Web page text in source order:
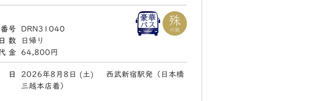
号
DRN31040
数
日帰り
金
64,800円
日
2026年8月8日 (土) 西武新宿駅発（日本橋
三越本店着）